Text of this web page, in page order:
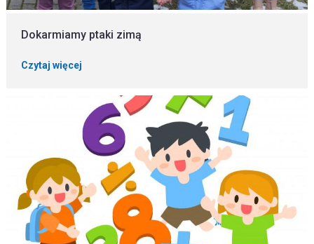
Dokarmiamy ptaki zimą
Czytaj więcej